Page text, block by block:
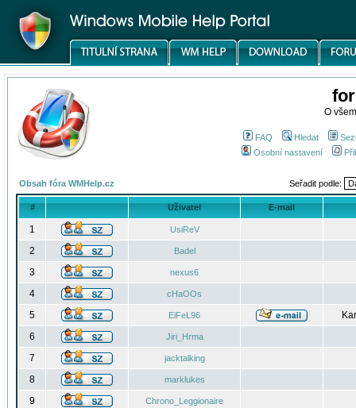
O
FAQ Hledat
Osobní nastavení
Obsah fóra WMHelp.cz Seřadit podle:
# Uživatel E-mail
1 UsiReV
2 Badel
3 nexus6
4 cHaOOs
5 EiFeL96
6
Jiri_Hrma
7 jacktalking
8 marklukes
9 Chrono_Leggionaire